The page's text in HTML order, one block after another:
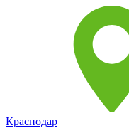
Краснодар